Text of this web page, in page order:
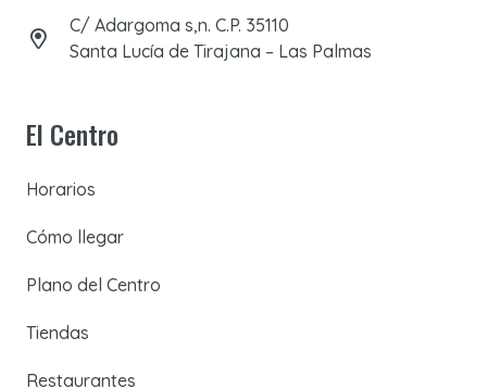
C/ Adargoma s,n. C.P. 35110
Santa Lucía de Tirajana – Las Palmas
El Centro
Horarios
Cómo llegar
Plano del Centro
Tiendas
Restaurantes